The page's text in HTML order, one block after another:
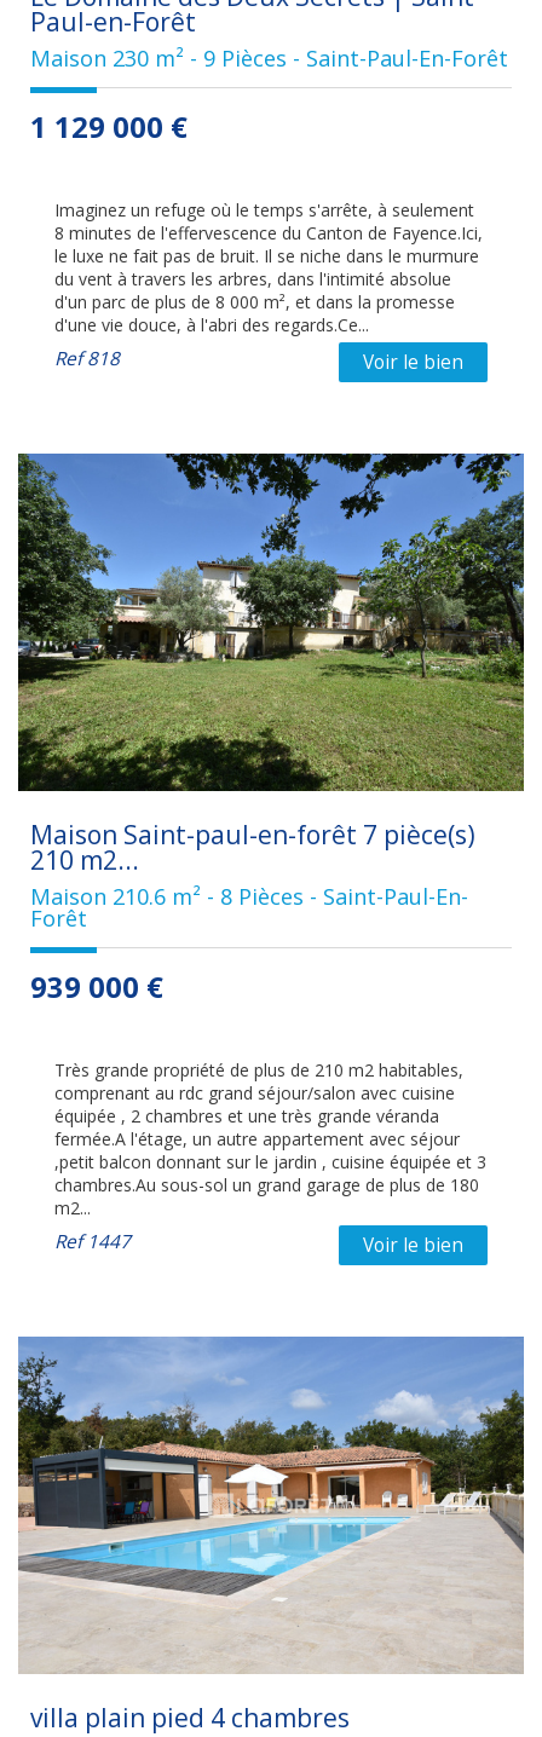
Paul-en-Forêt
Maison 230 m² - 9 Pièces - Saint-Paul-En-Forêt
1 129 000 €
Imaginez un refuge où le temps s'arrête, à seulement
8 minutes de l'effervescence du Canton de Fayence.Ici,
le luxe ne fait pas de bruit. Il se niche dans le murmure
du vent à travers les arbres, dans l'intimité absolue
d'un parc de plus de 8 000 m², et dans la promesse
d'une vie douce, à l'abri des regards.Ce...
Ref818 Voir le bien
Maison Saint-paul-en-forêt 7 pièce(s)
210 m2...
Maison 210.6 m² - 8 Pièces - Saint-Paul-En-
Forêt
939 000 €
Très grande propriété de plus de 210 m2 habitables,
comprenant au rdc grand séjour/salon avec cuisine
équipée , 2 chambres et une très grande véranda
fermée.A l'étage, un autre appartement avec séjour
,petit balcon donnant sur le jardin , cuisine équipée et 3
chambres.Au sous-sol un grand garage de plus de 180
m2...
Ref1447 Voir le bien
villa plain pied 4 chambres